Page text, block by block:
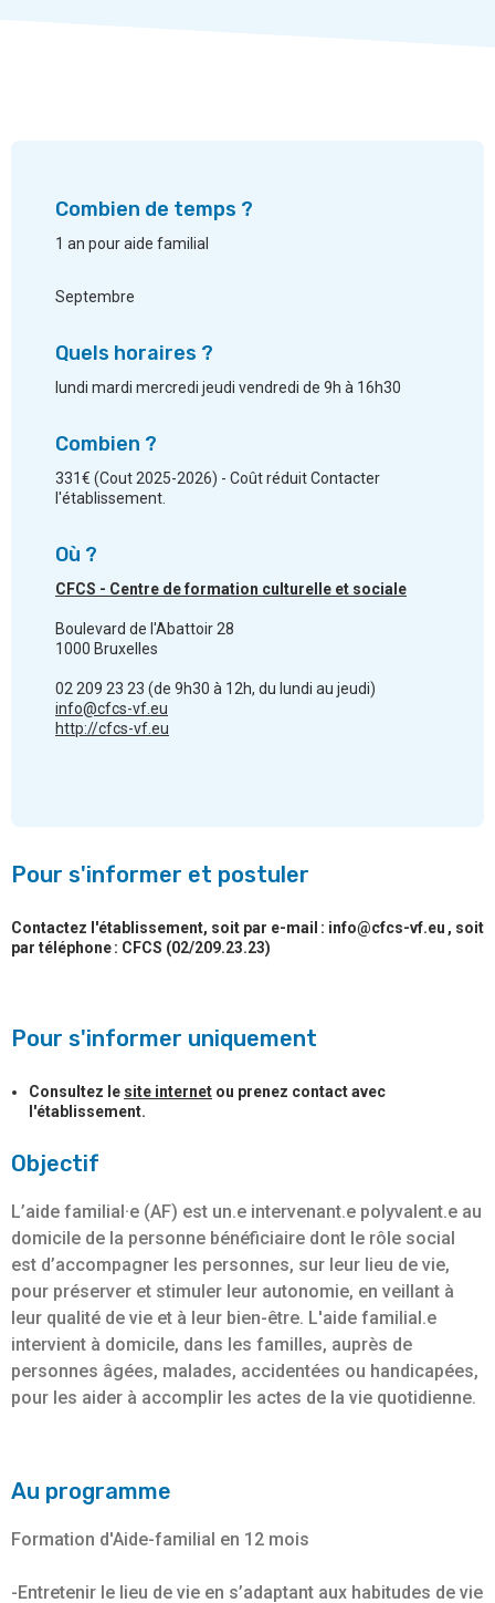
Objectif
L’aide familial·e (AF) est un.e intervenant.e polyvalent.e au
domicile de la personne bénéficiaire dont le rôle social
est d’accompagner les personnes, sur leur lieu de vie,
pour préserver et stimuler leur autonomie, en veillant à
leur qualité de vie et à leur bien-être. L'aide familial.e
intervient à domicile, dans les familles, auprès de
personnes âgées, malades, accidentées ou handicapées,
pour les aider à accomplir les actes de la vie quotidienne.
Au programme
Formation d'Aide-familial en 12 mois
-Entretenir le lieu de vie en s’adaptant aux habitudes de vie
Combien de temps ?
1 an pour aide familial
Septembre
Quels horaires ?
lundi mardi mercredi jeudi vendredi de 9h à 16h30
Combien ?
331€ (Cout 2025-2026) - Coût réduit Contacter
l'établissement.
Où ?
CFCS - Centre de formation culturelle et sociale
Boulevard de l'Abattoir 28
1000 Bruxelles
02 209 23 23 (de 9h30 à 12h, du lundi au jeudi)
info@cfcs-vf.eu
http://cfcs-vf.eu
Pour s'informer et postuler
Contactez l'établissement, soit par e-mail : info@cfcs-vf.eu , soit
par téléphone : CFCS (02/209.23.23)
Pour s'informer uniquement
Consultez le site internet ou prenez contact avec
l'établissement.